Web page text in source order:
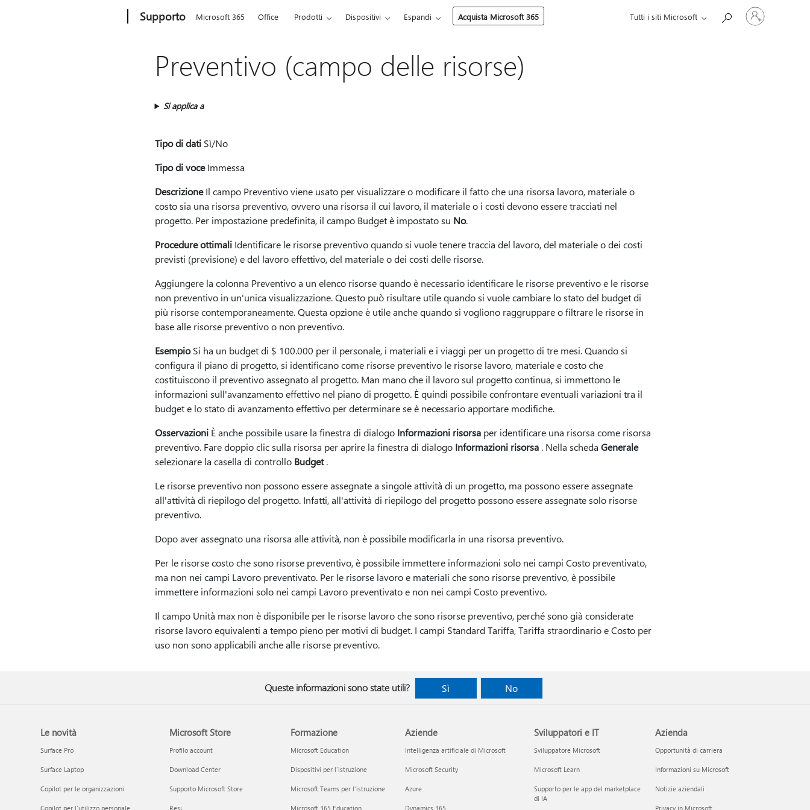
Supporto Microsoft 365 Office Prodotti Dispositivi Espandi Acquista Microsoft 365 Tutti i siti Microsoft
Accedi
con
Preventivo (campo delle risorse)
Si applica a
Tipo di datiSì/No
Tipo di voceImmessa
DescrizioneIl campo Preventivo viene usato per visualizzare o modificare il fatto che una risorsa lavoro, materiale o
costo sia una risorsa preventivo, ovvero una risorsa il cui lavoro, il materiale o i costi devono essere tracciati nel
progetto. Per impostazione predefinita, il campo Budget è impostato su No.
Procedure ottimaliIdentificare le risorse preventivo quando si vuole tenere traccia del lavoro, del materiale o dei costi
previsti (previsione) e del lavoro effettivo, del materiale o dei costi delle risorse.
Aggiungere la colonna Preventivo a un elenco risorse quando è necessario identificare le risorse preventivo e le risorse
non preventivo in un'unica visualizzazione. Questo può risultare utile quando si vuole cambiare lo stato del budget di
più risorse contemporaneamente. Questa opzione è utile anche quando si vogliono raggruppare o filtrare le risorse in
base alle risorse preventivo o non preventivo.
EsempioSi ha un budget di $ 100.000 per il personale, i materiali e i viaggi per un progetto di tre mesi. Quando si
configura il piano di progetto, si identificano come risorse preventivo le risorse lavoro, materiale e costo che
costituiscono il preventivo assegnato al progetto. Man mano che il lavoro sul progetto continua, si immettono le
informazioni sull'avanzamento effettivo nel piano di progetto. È quindi possibile confrontare eventuali variazioni tra il
budget e lo stato di avanzamento effettivo per determinare se è necessario apportare modifiche.
OsservazioniÈ anche possibile usare la finestra di dialogo Informazioni risorsaper identificare una risorsa come risorsa
preventivo. Fare doppio clic sulla risorsa per aprire la finestra di dialogo Informazioni risorsa. Nella scheda Generale
selezionare la casella di controllo Budget.
Le risorse preventivo non possono essere assegnate a singole attività di un progetto, ma possono essere assegnate
all'attività di riepilogo del progetto. Infatti, all'attività di riepilogo del progetto possono essere assegnate solo risorse
preventivo.
Dopo aver assegnato una risorsa alle attività, non è possibile modificarla in una risorsa preventivo.
Per le risorse costo che sono risorse preventivo, è possibile immettere informazioni solo nei campi Costo preventivato,
ma non nei campi Lavoro preventivato. Per le risorse lavoro e materiali che sono risorse preventivo, è possibile
immettere informazioni solo nei campi Lavoro preventivato e non nei campi Costo preventivo.
Il campo Unità max non è disponibile per le risorse lavoro che sono risorse preventivo, perché sono già considerate
risorse lavoro equivalenti a tempo pieno per motivi di budget. I campi Standard Tariffa, Tariffa straordinario e Costo per
uso non sono applicabili anche alle risorse preventivo.
Queste informazioni sono state utili? Sì No
Le novità
Surface Pro
Surface Laptop
Copilot per le organizzazioni
Copilot per l'utilizzo personale
Microsoft Store
Profilo account
Download Center
Supporto Microsoft Store
Resi
Formazione
Microsoft Education
Dispositivi per l'istruzione
Microsoft Teams per l'istruzione
Microsoft 365 Education
Aziende
Intelligenza artificiale di Microsoft
Microsoft Security
Azure
Dynamics 365
Sviluppatori e IT
Sviluppatore Microsoft
Microsoft Learn
Supporto per le app del marketplace
di IA
Azienda
Opportunità di carriera
Informazioni su Microsoft
Notizie aziendali
Privacy in Microsoft